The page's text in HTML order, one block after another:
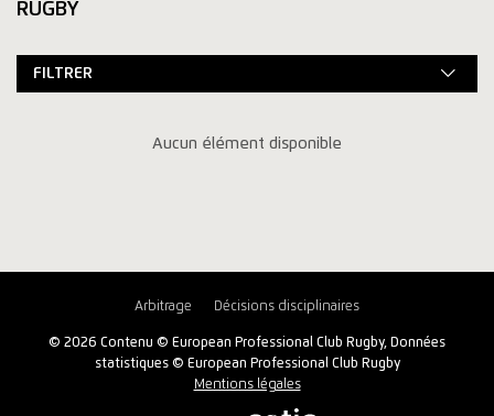
RUGBY
FILTRER
Aucun élément disponible
Arbitrage Décisions disciplinaires
© 2026 Contenu © European Professional Club Rugby, Données
statistiques © European Professional Club Rugby
Mentions légales